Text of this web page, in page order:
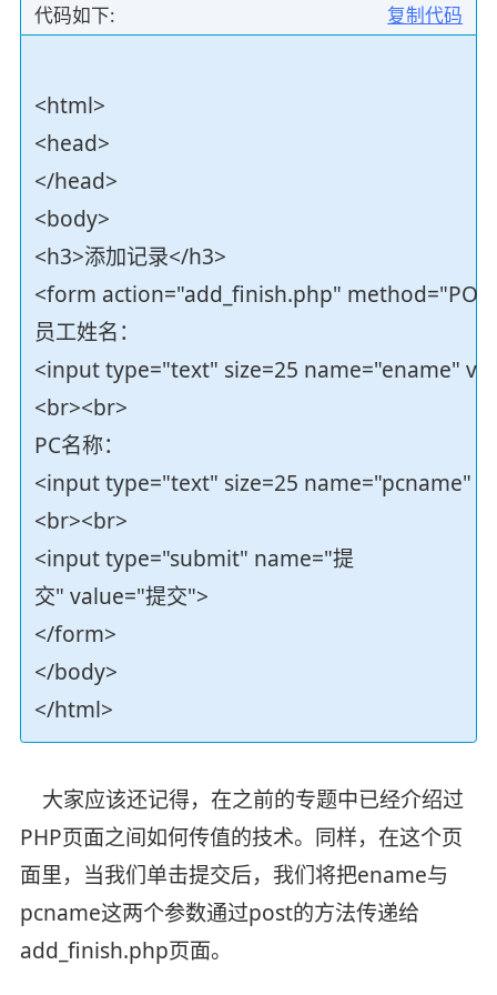
复制代码
代码如下:
<html>
<head>
</head>
<body>
<h3>添加记录</h3>
<form action="add_finish.php"
员工姓名：
<input type="text" size=25 name="ename"
<br><br>
PC名称：
<input type="text" size=25 name="pcname"
<br><br>
<input type="submit" name="提
交" value="提交">
</form>
</body>
</html>
大家应该还记得，在之前的专题中已经介绍过
PHP页面之间如何传值的技术。同样，在这个页
面里，当我们单击提交后，我们将把ename与
pcname这两个参数通过post的方法传递给
add_finish.php页面。